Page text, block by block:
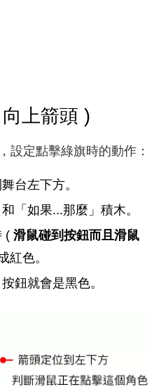
上箭頭 )
設定點擊綠旗時的動作：
台左下方。
「如果...那麼」積木。
( 滑鼠碰到按鈕而且滑鼠
紅色。
鈕就會是黑色。